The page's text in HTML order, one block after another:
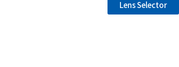
Lens Selector